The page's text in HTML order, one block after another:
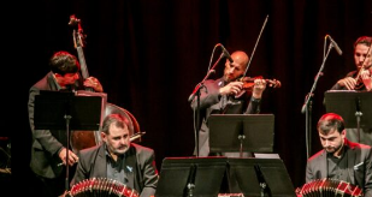
Incluye más de diez cambios de
diseño lumínico y escenas donde las
acrobacias, los firuletes y las
perfectamente sincronizadas
una demostración de virtuosismo,
colectivo.